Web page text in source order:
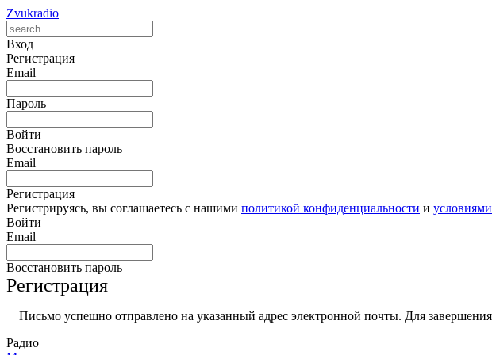
Zvukradio
Вход
Регистрация
Email
Пароль
Войти
Восстановить пароль
Email
Регистрация
Регистрируясь, вы соглашаетесь с нашими политикой конфиденциальности и
Войти
Email
Восстановить пароль
Регистрация
Письмо успешно отправлено на указанный адрес электронной почты. Для
Радио